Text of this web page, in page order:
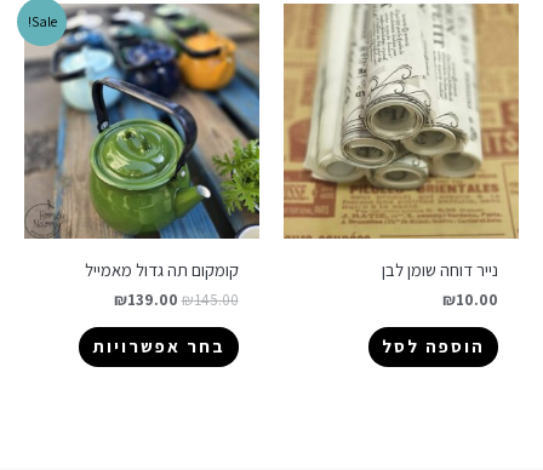
נייר דוחה שומן לבן
₪10.00
הוספה לסל
Sale!
קומקום תה גדול מאמייל
₪145.00
₪139.00
בחר אפשרויות